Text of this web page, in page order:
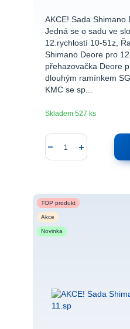
AKCE! Sada Shimano
Jedná se o sadu ve
12.rychlostí 10-51z,
Shimano Deore pro
přehazovačka Deore
dlouhým ramínkem
KMC se sp...
Skladem 527 ks
TOP produkt
Akce
Novinka